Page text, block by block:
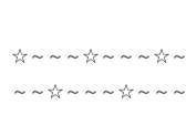
☆～～～☆～～～☆
～～☆～～～☆～～